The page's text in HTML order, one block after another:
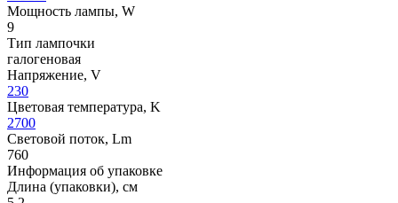
Мощность лампы, W
9
Тип лампочки
галогеновая
Напряжение, V
230
Цветовая температура, K
2700
Световой поток, Lm
760
Информация об упаковке
Длина (упаковки), см